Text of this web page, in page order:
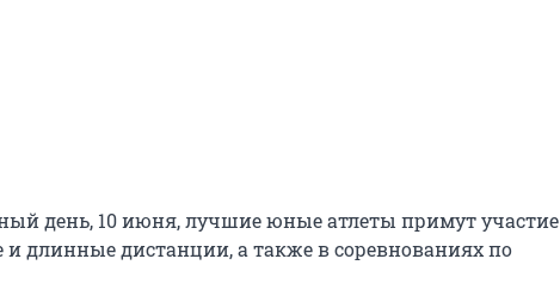
день, 10 июня, лучшие юные атлеты примут участие
и длинные дистанции, а также в соревнованиях по